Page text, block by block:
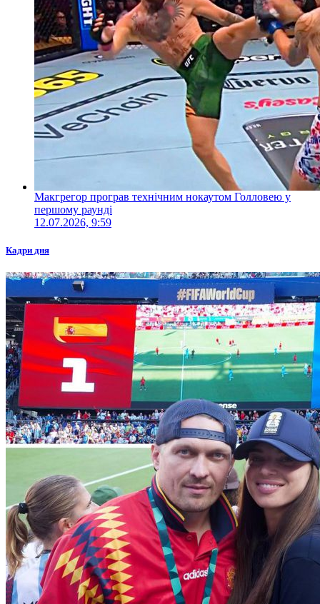
Макгрегор програв технічним нокаутом Голловею у
першому раунді
12.07.2026, 9:59
Кадри дня